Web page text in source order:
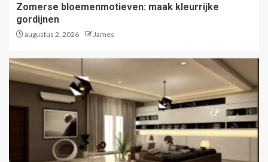
Zomerse bloemenmotieven: maak kleurrijke
gordijnen
augustus 2, 2026 James